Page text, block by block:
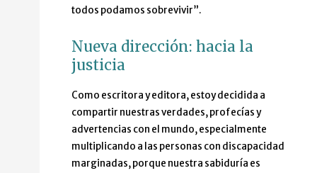
todos podamos sobrevivir”.
Nueva dirección: hacia la
justicia
Como escritora y editora, estoy decidida a
compartir nuestras verdades, profecías y
advertencias con el mundo, especialmente
multiplicando a las personas con discapacidad
marginadas, porque nuestra sabiduría es